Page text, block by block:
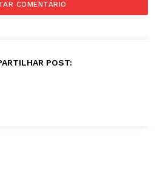
POST: